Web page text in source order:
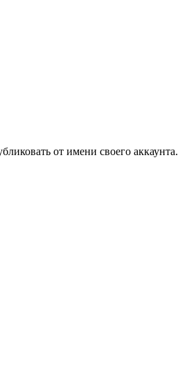
от имени своего аккаунта.